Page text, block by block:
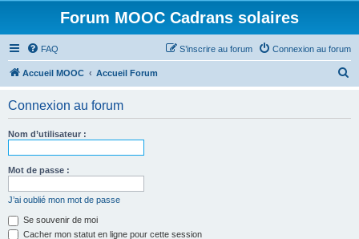
Forum MOOC Cadrans solaires
FAQ Connexion au forum
S’inscrire au forum
Accueil MOOC Accueil Forum
Connexion au forum
Nom d’utilisateur :
Mot de passe :
J’ai oublié mon mot de passe
Se souvenir de moi
Cacher mon statut en ligne pour cette session